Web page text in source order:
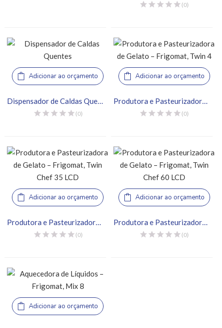
(0)
Adicionar ao orçamento
Dispensador de Caldas Quentes
(0)
Adicionar ao orçamento
Produtora e Pasteurizadora de Gelato – Frigomat, Twin 4
(0)
Adicionar ao orçamento
Produtora e Pasteurizadora de Gelato – Frigomat, Twin Chef 35 LCD
(0)
Adicionar ao orçamento
Produtora e Pasteurizadora de Gelato – Frigomat, Twin Chef 60 LCD
(0)
Adicionar ao orçamento